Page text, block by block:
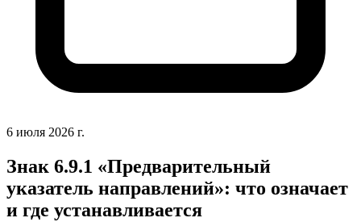
6 июля 2026 г.
Знак 6.9.1 «Предварительный
указатель направлений»: что означает
и где устанавливается